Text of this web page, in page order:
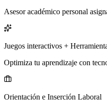
Asesor académico personal
Juegos interactivos +
Optimiza tu aprendizaje con
Orientación e Inserción Laboral